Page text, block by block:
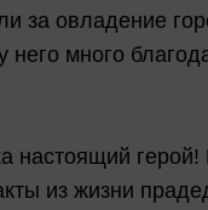
за овладение
много
настоящий герой!
из жизни